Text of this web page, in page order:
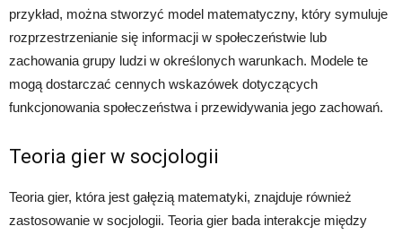
przykład, można stworzyć model matematyczny, który symuluje
rozprzestrzenianie się informacji w społeczeństwie lub
zachowania grupy ludzi w określonych warunkach. Modele te
mogą dostarczać cennych wskazówek dotyczących
funkcjonowania społeczeństwa i przewidywania jego zachowań.
Teoria gier w socjologii
Teoria gier, która jest gałęzią matematyki, znajduje również
zastosowanie w socjologii. Teoria gier bada interakcje między